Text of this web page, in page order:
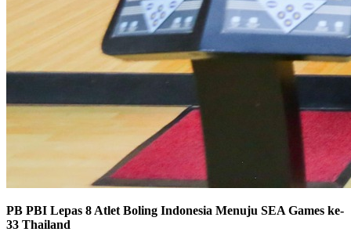
PB PBI Lepas 8 Atlet Boling Indonesia Menuju SEA Games ke-
33 Thailand